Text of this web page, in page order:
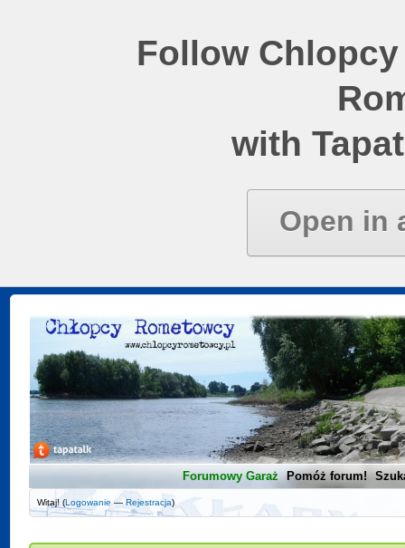
Follow
with
Open in
Forumowy Garaż Pomóż forum!
Witaj! (Logowanie —Rejestracja)